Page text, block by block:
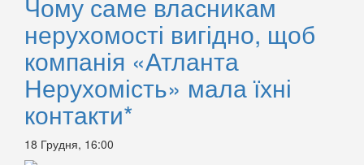
нерухомості вигідно, щоб
компанія «Атланта
Нерухомість» мала їхні
контакти*
18 Грудня, 16:00